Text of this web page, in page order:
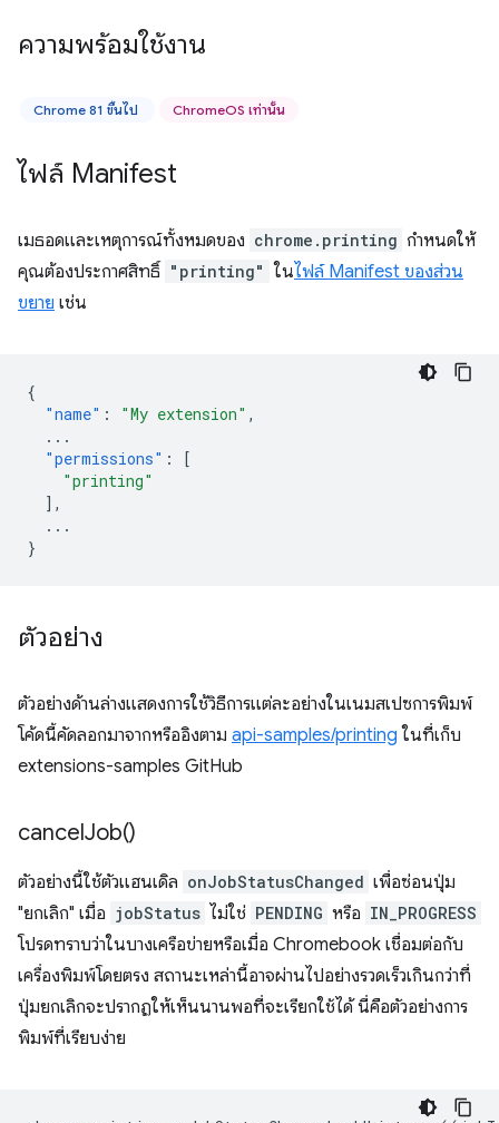
ความพร้อมใช้งาน
Chrome 81 ขึ้นไป ChromeOS เท่านั้น
ไฟล์ Manifest
เมธอดและเหตุการณ์ทั้งหมดของ chrome.printing กำหนดให้
คุณต้องประกาศสิทธิ์ "printing" ในไฟล์ Manifest ของส่วน
ขยาย เช่น
{
"name" : "My extension" ,
...
"permissions" :
[
"printing"
],
...
}
ตัวอย่าง
ตัวอย่างด้านล่างแสดงการใช้วิธีการแต่ละอย่างในเนมสเปซการพิมพ์
โค้ดนี้คัดลอกมาจากหรืออิงตาม api-samples/printing ในที่เก็บ
extensions-samples GitHub
cancelJob()
ตัวอย่างนี้ใช้ตัวแฮนเดิล onJobStatusChanged เพื่อซ่อนปุ่ม
"ยกเลิก" เมื่อ jobStatus ไม่ใช่ PENDING หรือ IN_PROGRESS
โปรดทราบว่าในบางเครือข่ายหรือเมื่อ Chromebook เชื่อมต่อกับ
เครื่องพิมพ์โดยตรง สถานะเหล่านี้อาจผ่านไปอย่างรวดเร็วเกินกว่าที่
ปุ่มยกเลิกจะปรากฏให้เห็นนานพอที่จะเรียกใช้ได้ นี่คือตัวอย่างการ
พิมพ์ที่เรียบง่าย